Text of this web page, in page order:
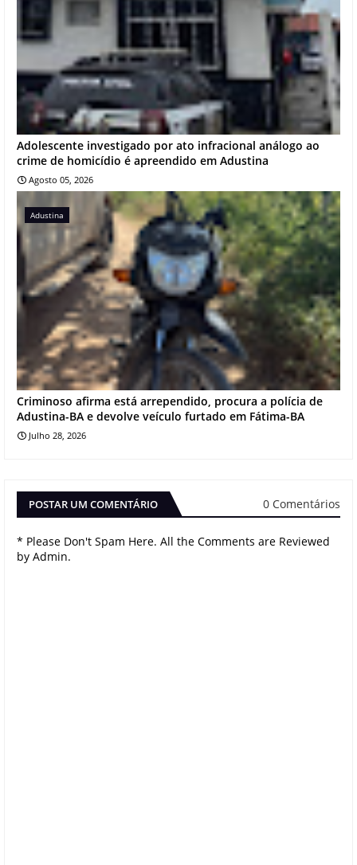
Adolescente investigado por ato infracional análogo ao
crime de homicídio é apreendido em Adustina
Agosto 05, 2026
Adustina
Criminoso afirma está arrependido, procura a polícia de
Adustina-BA e devolve veículo furtado em Fátima-BA
Julho 28, 2026
POSTAR UM COMENTÁRIO 0 Comentários
* Please Don't Spam Here. All the Comments are Reviewed
by Admin.